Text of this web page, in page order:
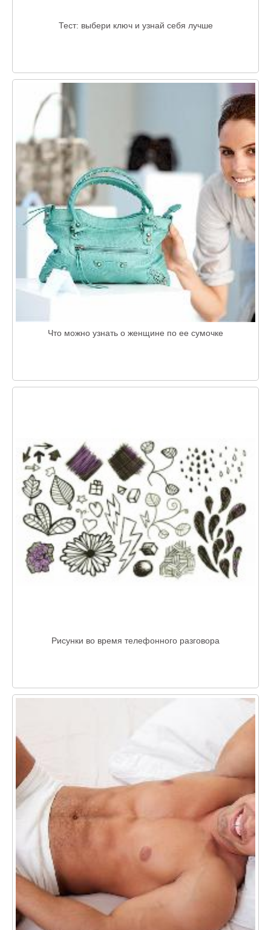
Тест: выбери ключ и узнай себя лучше
Что можно узнать о женщине по ее сумочке
Рисунки во время телефонного разговора